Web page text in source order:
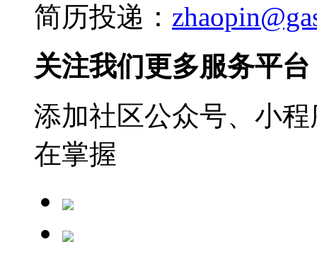
简历投递：
关注我们更多服务平台
添加社区公众号、小
在掌握